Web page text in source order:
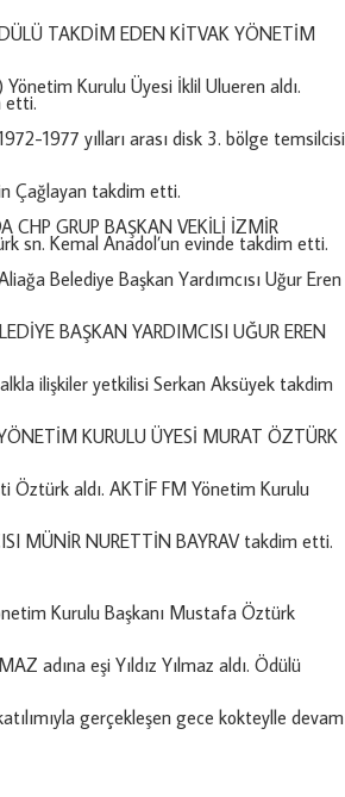
TAKDİM EDEN KİTVAK YÖNETİM
Kurulu Üyesi İklil Ulueren aldı.
etti.
1977 yılları arası disk 3. bölge temsilcisi
Çağlayan takdim etti.
CHP GRUP BAŞKAN VEKİLİ İZMİR
sn. Kemal Anadol’un evinde takdim etti.
Belediye Başkan Yardımcısı Uğur Eren
BAŞKAN YARDIMCISI UĞUR EREN
ilişkiler yetkilisi Serkan Aksüyek takdim
KURULU ÜYESİ MURAT ÖZTÜRK
Öztürk aldı. AKTİF FM Yönetim Kurulu
MÜNİR NURETTİN BAYRAV takdim etti.
Kurulu Başkanı Mustafa Öztürk
adına eşi Yıldız Yılmaz aldı. Ödülü
gerçekleşen gece kokteylle devam